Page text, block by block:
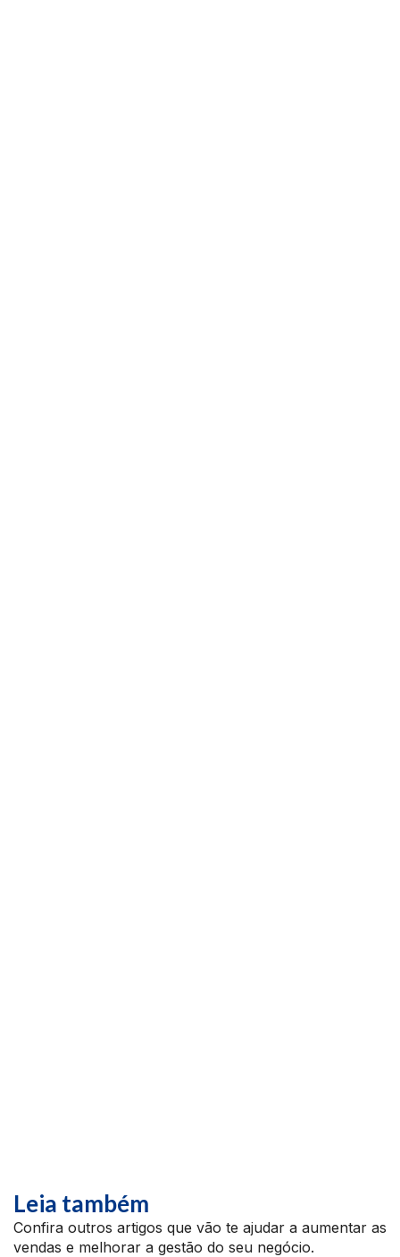
Leia também
Confira outros artigos que vão te ajudar a aumentar as
vendas e melhorar a gestão do seu negócio.